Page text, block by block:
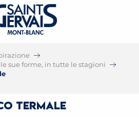
sue forme, in tutte le stagioni
Termale